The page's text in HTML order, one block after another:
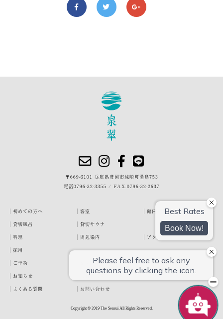
〒669-6101 兵庫県豊岡市城崎町湯島753
電話0796-32-3355 / FAX.0796-32-2637
初めての方へ 客室
館内・施設
貸切風呂
貸切サウナ
料理
周辺案内
アクセス
採用
ご予約
宿泊約款
プライバシーポリシー
お知らせ
お客様の声
泉翠ブログ
よくある質問
お問い合わせ
Copyright © 2019 The Sensui All Rights Reserved.